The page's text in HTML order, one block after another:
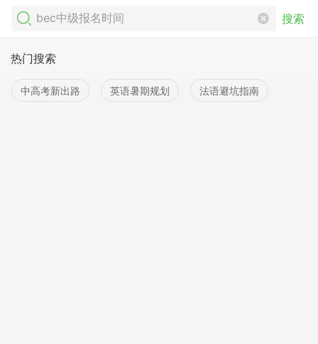
搜索
热门搜索
中高考新出路 英语暑期规划 法语避坑指南